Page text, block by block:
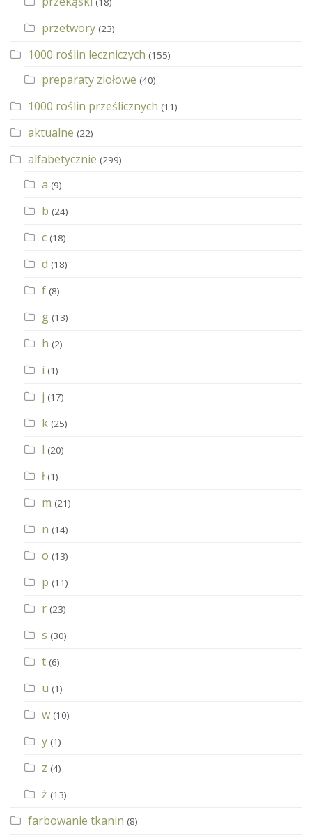
przetwory (23)
1000 roślin leczniczych (155)
preparaty ziołowe (40)
1000 roślin prześlicznych (11)
aktualne (22)
alfabetycznie (299)
a (9)
b (24)
c (18)
d (18)
f (8)
g (13)
h (2)
i (1)
j (17)
k (25)
l (20)
ł (1)
m (21)
n (14)
o (13)
p (11)
r (23)
s (30)
t (6)
u (1)
w (10)
y (1)
z (4)
ż (13)
farbowanie tkanin (8)